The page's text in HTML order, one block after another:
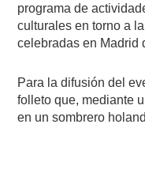
programa de
culturales en torno a
celebradas en Madrid
Para la difusión del
folleto que, mediante
en un sombrero